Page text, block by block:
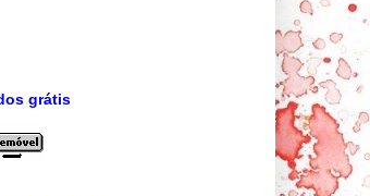
grátis